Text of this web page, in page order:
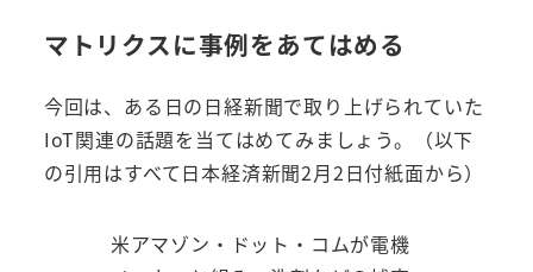
マトリクスに事例をあてはめる
今回は、ある日の日経新聞で取り上げられていた
IoT関連の話題を当てはめてみましょう。（以下
の引用はすべて日本経済新聞2月2日付紙面から）
米アマゾン・ドット・コムが電機